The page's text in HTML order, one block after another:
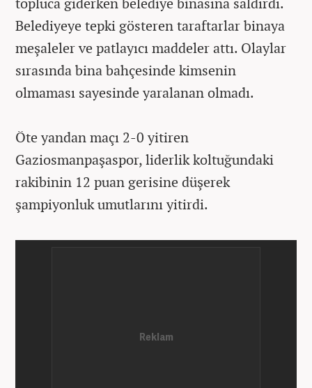
Belediyeye tepki gösteren taraftarlar binaya
meşaleler ve patlayıcı maddeler attı. Olaylar
sırasında bina bahçesinde kimsenin
olmaması sayesinde yaralanan olmadı.
Öte yandan maçı 2-0 yitiren
Gaziosmanpaşaspor, liderlik koltuğundaki
rakibinin 12 puan gerisine düşerek
şampiyonluk umutlarını yitirdi.